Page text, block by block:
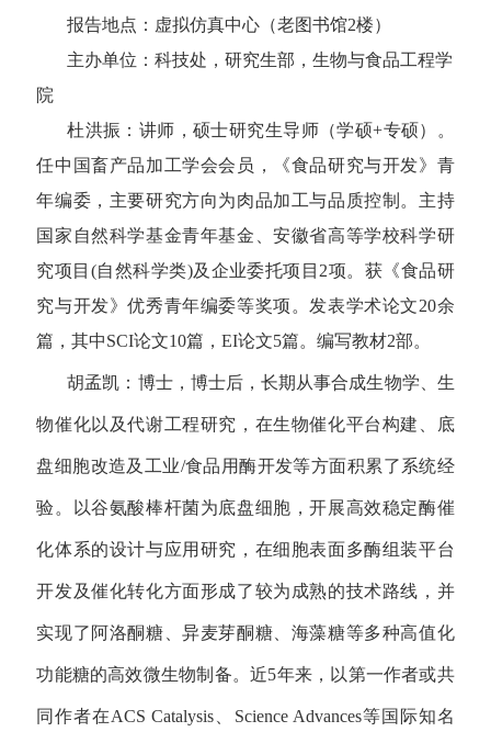
报告地点： 虚拟仿真中心（老图书馆2楼）
主办单位：科技处，研究生部 ，生物与食品工程学
院
杜洪振：讲师，硕士研究生导师（学硕+专硕）。
任中国畜产品加工学会会员，《食品研究与开发》青
年编委，主要研究方向为肉品加工与品质控制。主持
国家自然科学基金青年基金、安徽省高等学校科学研
究项目(自然科学类)及企业委托项目2项。获《食品研
究与开发》优秀青年编委等奖项。发表学术论文20余
篇，其中SCI论文10篇，EI论文5篇。编写教材2部。
胡孟凯：博士，博士后，长期从事合成生物学、生
物催化以及代谢工程研究，在生物催化平台构建、底
盘细胞改造及工业/食品用酶开发等方面积累了系统经
验。以谷氨酸棒杆菌为底盘细胞，开展高效稳定酶催
化体系的设计与应用研究，在细胞表面多酶组装平台
开发及催化转化方面形成了较为成熟的技术路线，并
实现了阿洛酮糖、异麦芽酮糖、海藻糖等多种高值化
功能糖的高效微生物制备。近5年来，以第一作者或共
同作者在ACS Catalysis、Science Advances等国际知名